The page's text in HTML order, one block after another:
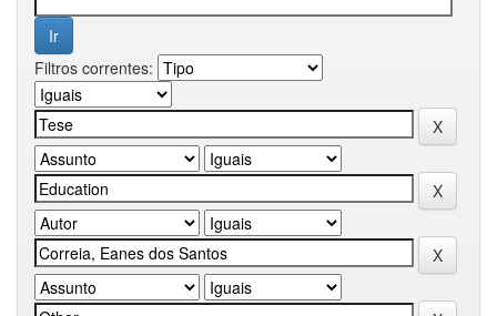
Filtros correntes: